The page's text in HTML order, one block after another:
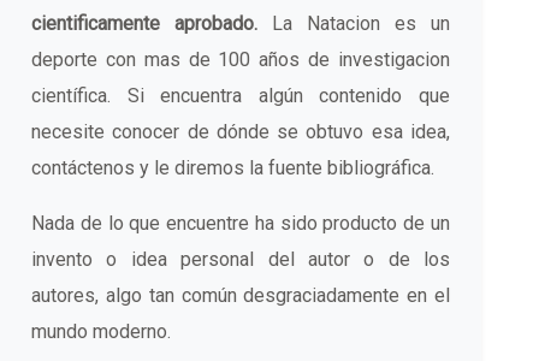
cientificamente aprobado. La Natacion es un
deporte con mas de 100 años de investigacion
científica. Si encuentra algún contenido que
necesite conocer de dónde se obtuvo esa idea,
contáctenos y le diremos la fuente bibliográfica.
Nada de lo que encuentre ha sido producto de un
invento o idea personal del autor o de los
autores, algo tan común desgraciadamente en el
mundo moderno.